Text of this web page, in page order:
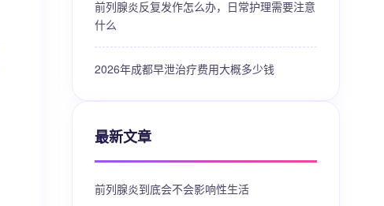
前列腺炎反复发作怎么办，日常护理需要注意
什么
2026年成都早泄治疗费用大概多少钱
最新文章
前列腺炎到底会不会影响性生活